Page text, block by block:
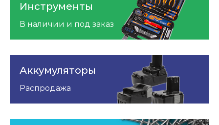
Инструменты
В наличии и под заказ
Аккумуляторы
Распродажа